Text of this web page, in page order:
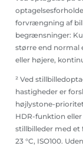
forvrængning af
begrænsninger:
større end normal
eller højere,
² Ved
hastigheder er
højlystone-
HDR-funktion eller
stillbilleder med et
23 °C, ISO100.